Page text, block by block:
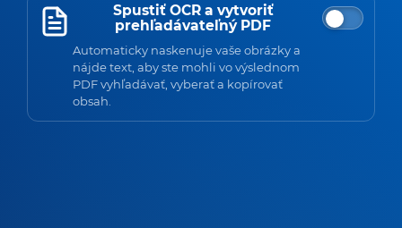
Spustiť OCR a vytvoriť
prehľadávateľný PDF
Automaticky naskenuje vaše obrázky a
nájde text, aby ste mohli vo výslednom
PDF vyhľadávať, vyberať a kopírovať
obsah.